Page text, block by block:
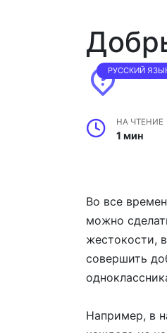
РУССКИЙ
НА ЧТЕНИЕ
1 мин
Во все
можно
жестокости,
совершить
Например, в